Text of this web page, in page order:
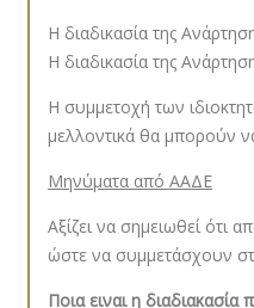
Η διαδικασία της
Η διαδικασία της
Η συμμετοχή των
μελλοντικά θα μπορούν
Μηνύματα από ΑΑΔΕ
Αξίζει να σημειωθεί ότι
ώστε να συμμετάσχουν
Ποια ειναι η